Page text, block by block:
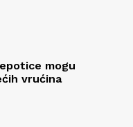
mogu
vrućina